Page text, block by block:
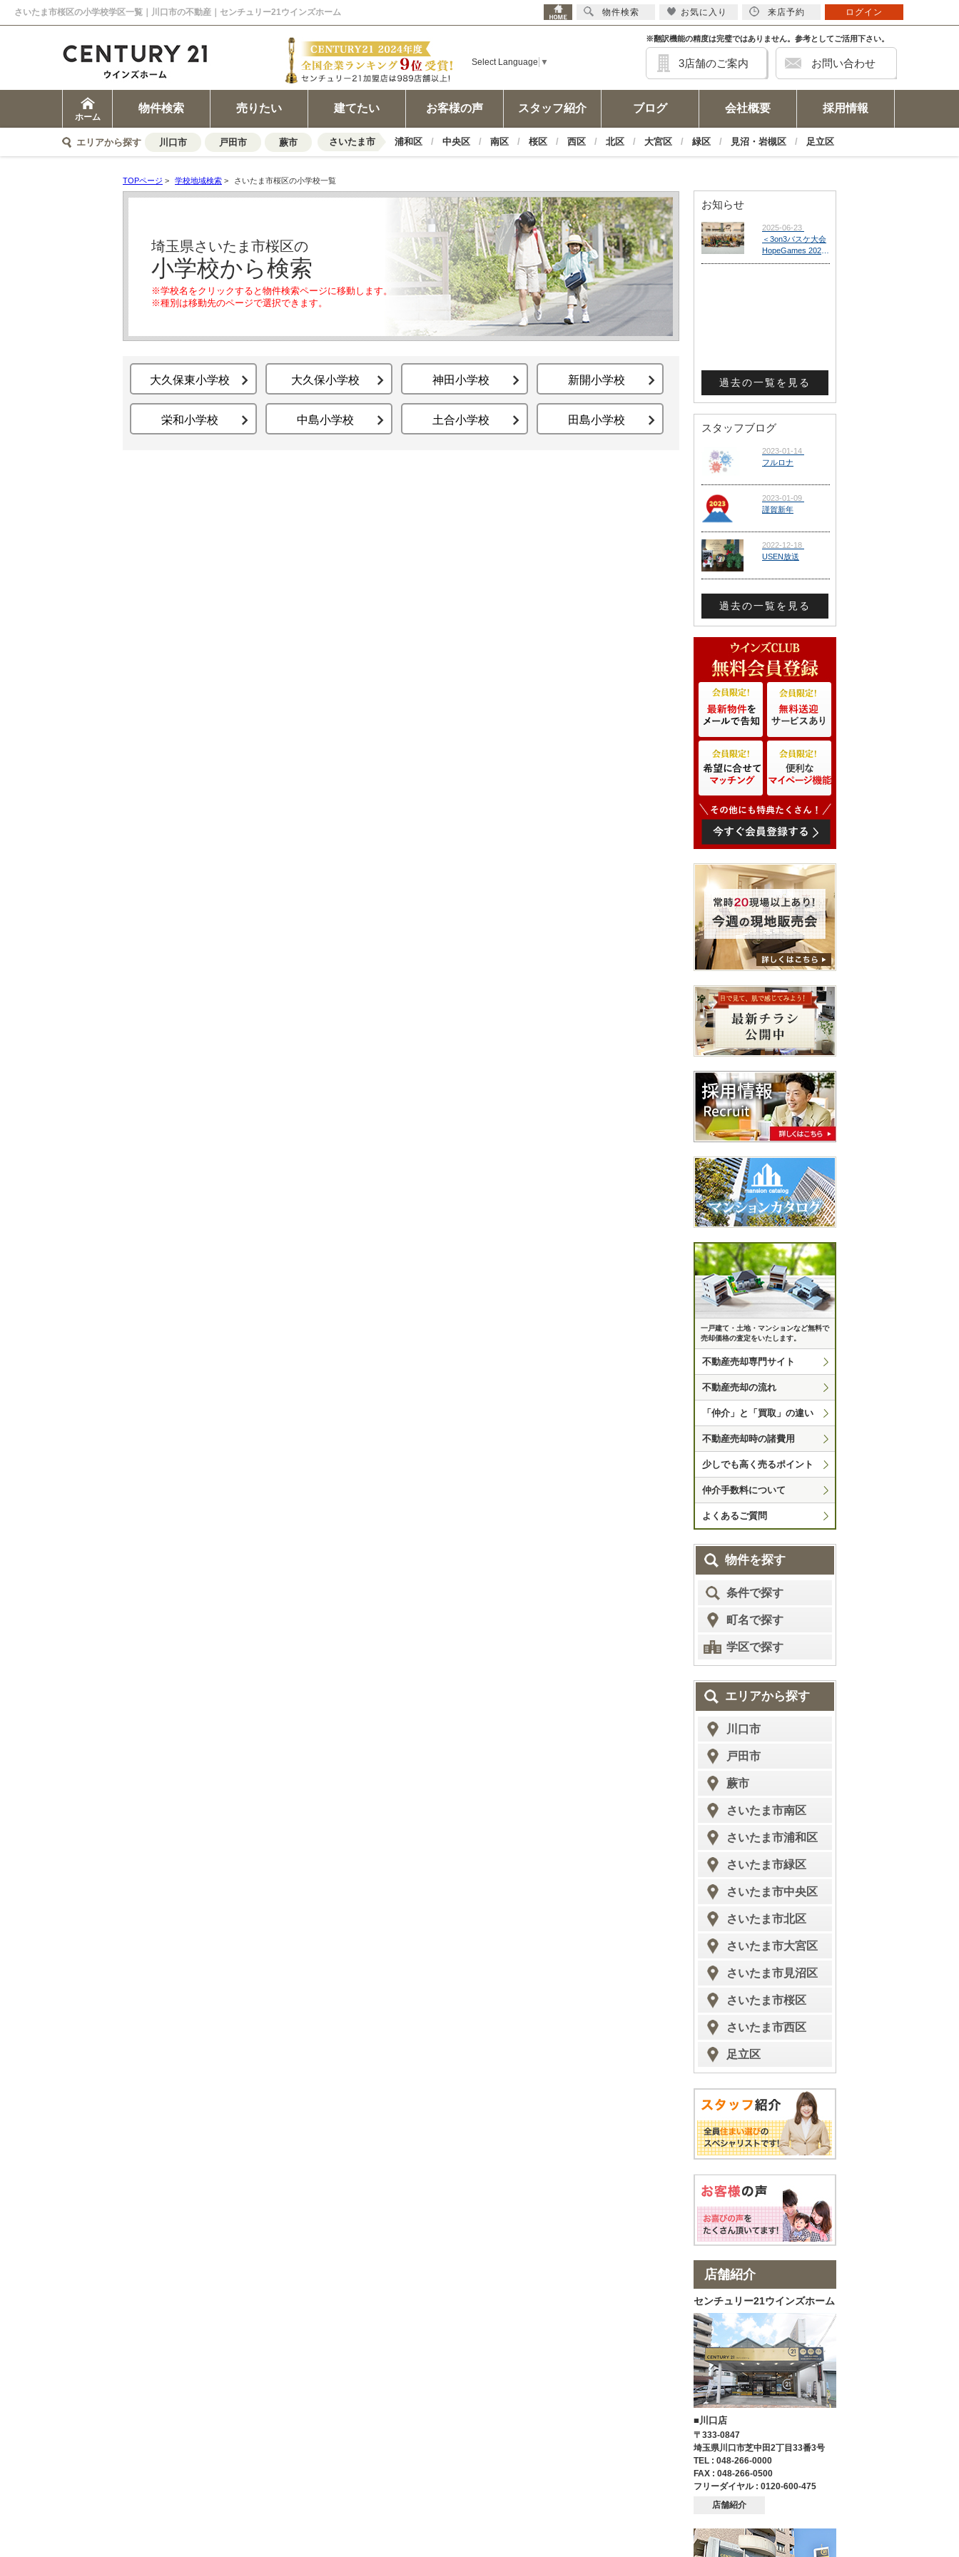
さいたま市桜区の小学校学区一覧｜川口市の不動産｜センチュリー21ウインズホーム
Select Language ▼
※翻訳機能の精度は完璧ではありません。参考としてご活用下さい。
3店舗のご案内 お問い合わせ
ホーム
物件検索 売りたい 建てたい お客様の声 スタッフ紹介 ブログ 会社概要 採用情報
エリアから探す 川口市 戸田市 蕨市 さいたま市 浦和区 中央区 南区 桜区 西区 北区 大宮区 緑区 見沼・岩槻区 足立区
TOPページ > 学校地域検索 > さいたま市桜区の小学校一覧
埼玉県さいたま市桜区の
小学校から検索
※学校名をクリックすると物件検索ページに移動します。
※種別は移動先のページで選択できます。
大久保東小学校 大久保小学校 神田小学校 新開小学校
栄和小学校 中島小学校 土合小学校 田島小学校
お知らせ
過去の一覧を見る
スタッフブログ
過去の一覧を見る
一戸建て・土地・マンションなど無料で
売却価格の査定をいたします。
不動産売却専門サイト
不動産売却の流れ
「仲介」と「買取」の違い
不動産売却時の諸費用
少しでも高く売るポイント
仲介手数料について
よくあるご質問
物件を探す
条件で探す
町名で探す
学区で探す
エリアから探す
川口市
戸田市
蕨市
さいたま市南区
さいたま市浦和区
さいたま市緑区
さいたま市中央区
さいたま市北区
さいたま市大宮区
さいたま市見沼区
さいたま市桜区
さいたま市西区
足立区
店舗紹介
センチュリー21ウインズホーム
■川口店
〒333-0847
埼玉県川口市芝中田2丁目33番3号
TEL : 048-266-0000
FAX : 048-266-0500
フリーダイヤル : 0120-600-475
店舗紹介
物件検索 お気に入り 来店予約 ログイン